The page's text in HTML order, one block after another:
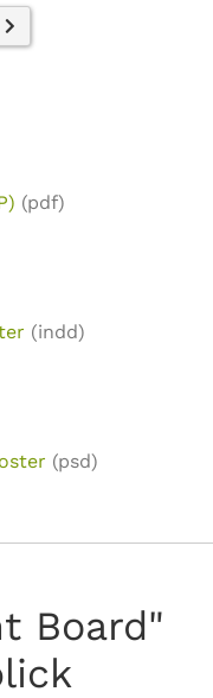
(pdf)
(indd)
(psd)
Board"